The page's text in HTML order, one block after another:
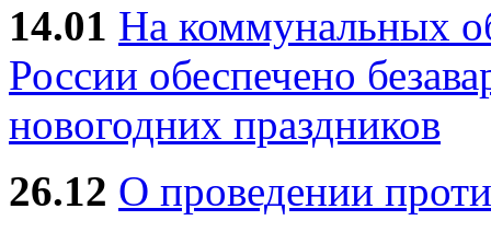
14.01 На коммунальных
России обеспечено
новогодних праздников
26.12 О проведении